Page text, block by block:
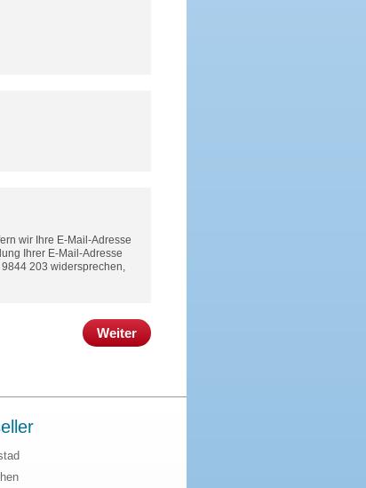
wir Ihre E-Mail-Adresse
Ihrer E-Mail-Adresse
203 widersprechen,
Weiter